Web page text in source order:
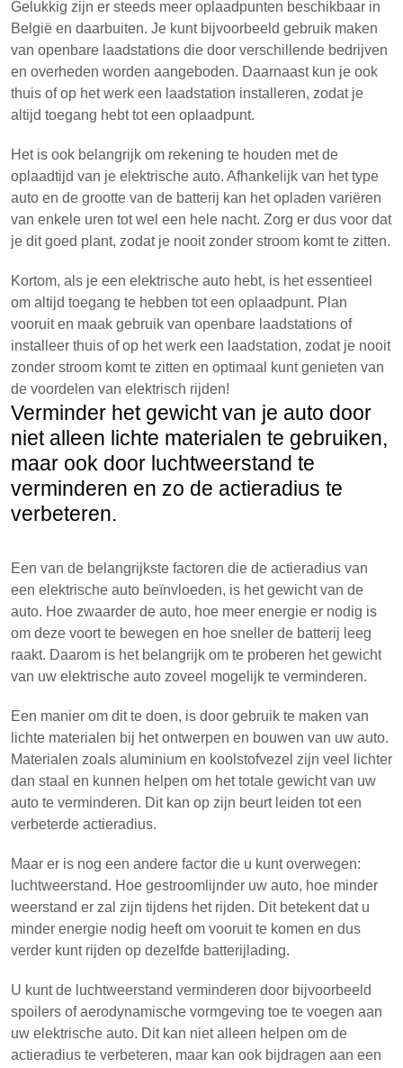
Gelukkig zijn er steeds meer oplaadpunten beschikbaar in
België en daarbuiten. Je kunt bijvoorbeeld gebruik maken
van openbare laadstations die door verschillende bedrijven
en overheden worden aangeboden. Daarnaast kun je ook
thuis of op het werk een laadstation installeren, zodat je
altijd toegang hebt tot een oplaadpunt.
Het is ook belangrijk om rekening te houden met de
oplaadtijd van je elektrische auto. Afhankelijk van het type
auto en de grootte van de batterij kan het opladen variëren
van enkele uren tot wel een hele nacht. Zorg er dus voor dat
je dit goed plant, zodat je nooit zonder stroom komt te zitten.
Kortom, als je een elektrische auto hebt, is het essentieel
om altijd toegang te hebben tot een oplaadpunt. Plan
vooruit en maak gebruik van openbare laadstations of
installeer thuis of op het werk een laadstation, zodat je nooit
zonder stroom komt te zitten en optimaal kunt genieten van
de voordelen van elektrisch rijden!
Verminder het gewicht van je auto door
niet alleen lichte materialen te gebruiken,
maar ook door luchtweerstand te
verminderen en zo de actieradius te
verbeteren.
Een van de belangrijkste factoren die de actieradius van
een elektrische auto beïnvloeden, is het gewicht van de
auto. Hoe zwaarder de auto, hoe meer energie er nodig is
om deze voort te bewegen en hoe sneller de batterij leeg
raakt. Daarom is het belangrijk om te proberen het gewicht
van uw elektrische auto zoveel mogelijk te verminderen.
Een manier om dit te doen, is door gebruik te maken van
lichte materialen bij het ontwerpen en bouwen van uw auto.
Materialen zoals aluminium en koolstofvezel zijn veel lichter
dan staal en kunnen helpen om het totale gewicht van uw
auto te verminderen. Dit kan op zijn beurt leiden tot een
verbeterde actieradius.
Maar er is nog een andere factor die u kunt overwegen:
luchtweerstand. Hoe gestroomlijnder uw auto, hoe minder
weerstand er zal zijn tijdens het rijden. Dit betekent dat u
minder energie nodig heeft om vooruit te komen en dus
verder kunt rijden op dezelfde batterijlading.
U kunt de luchtweerstand verminderen door bijvoorbeeld
spoilers of aerodynamische vormgeving toe te voegen aan
uw elektrische auto. Dit kan niet alleen helpen om de
actieradius te verbeteren, maar kan ook bijdragen aan een